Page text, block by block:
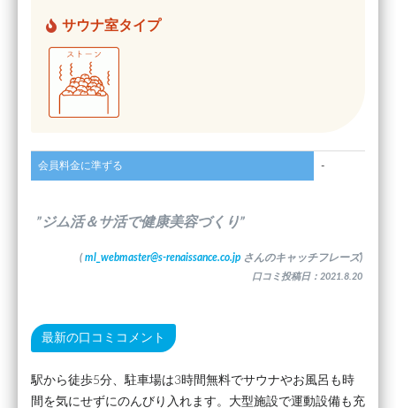
サウナ室タイプ
会員料金に準ずる -
”ジム活＆サ活で健康美容づくり”
( ml_webmaster@s-renaissance.co.jp さんのキャッチフレーズ)
口コミ投稿日：2021.8.20
最新の口コミコメント
駅から徒歩5分、駐車場は3時間無料でサウナやお風呂も時
間を気にせずにのんびり入れます。大型施設で運動設備も充